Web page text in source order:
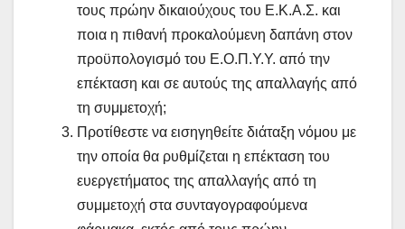
τους πρώην δικαιούχους του Ε.Κ.Α.Σ. και
ποια η πιθανή προκαλούμενη δαπάνη στον
προϋπολογισμό του Ε.Ο.Π.Υ.Υ. από την
επέκταση και σε αυτούς της απαλλαγής από
τη συμμετοχή;
Προτίθεστε να εισηγηθείτε διάταξη νόμου με
την οποία θα ρυθμίζεται η επέκταση του
ευεργετήματος της απαλλαγής από τη
συμμετοχή στα συνταγογραφούμενα